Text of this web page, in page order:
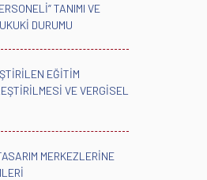
TANIMI VE
DURUMU
EĞİTİM
VE VERGİSEL
MERKEZLERİNE